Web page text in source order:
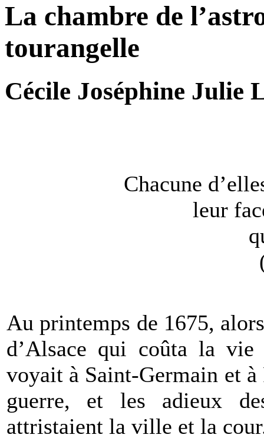
La chambre de
tourangelle
Cécile Joséphine Julie
Chacune
leur
Au printemps de 1675,
d’Alsace qui coûta la
voyait à Saint-Germain et à
guerre, et les adieux
attristaient la ville et la